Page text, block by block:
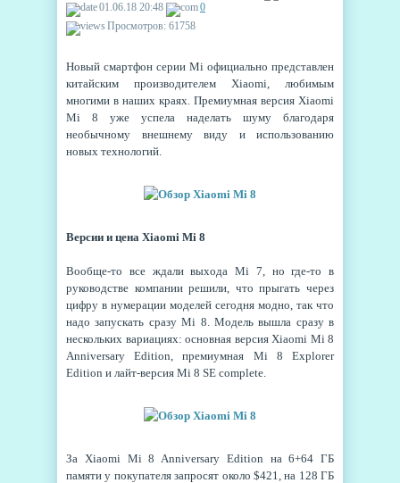
01.06.18 20:48
0
Просмотров: 61758
Новый смартфон серии Mi официально представлен
китайским производителем Xiaomi, любимым
многими в наших краях. Премиумная версия Xiaomi
Mi 8 уже успела наделать шуму благодаря
необычному внешнему виду и использованию
новых технологий.
Версии и цена Xiaomi Mi 8
Вообще-то все ждали выхода Mi 7, но где-то в
руководстве компании решили, что прыгать через
цифру в нумерации моделей сегодня модно, так что
надо запускать сразу Mi 8. Модель вышла сразу в
нескольких вариациях: основная версия Xiaomi Mi 8
Anniversary Edition, премиумная Mi 8 Explorer
Edition и лайт-версия Mi 8 SE complete.
За Xiaomi Mi 8 Anniversary Edition на 6+64 ГБ
памяти у покупателя запросят около $421, на 128 ГБ